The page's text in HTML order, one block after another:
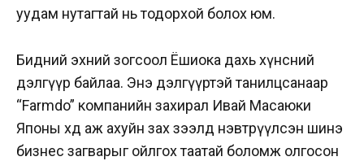
уудам нутагтай нь тодорхой болох юм.
Бидний эхний зогсоол Ёшиока дахь хүнсний
дэлгүүр байлаа. Энэ дэлгүүртэй танилцсанаар
“Farmdo” компанийн захирал Ивай Масаюки
Японы хөдөө аж ахуйн зах зээлд нэвтрүүлсэн шинэ
бизнес загварыг ойлгох таатай боломж олгосон